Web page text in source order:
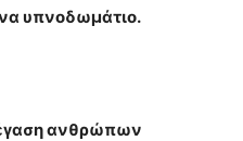
υπνοδωμάτιο.
ανθρώπων